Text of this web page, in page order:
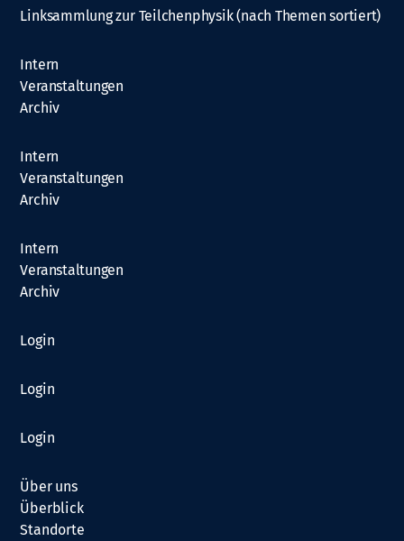
Linksammlung zur Teilchenphysik (nach Themen sortiert)
Intern
Veranstaltungen
Archiv
Intern
Veranstaltungen
Archiv
Intern
Veranstaltungen
Archiv
Login
Login
Login
Über uns
Überblick
Standorte